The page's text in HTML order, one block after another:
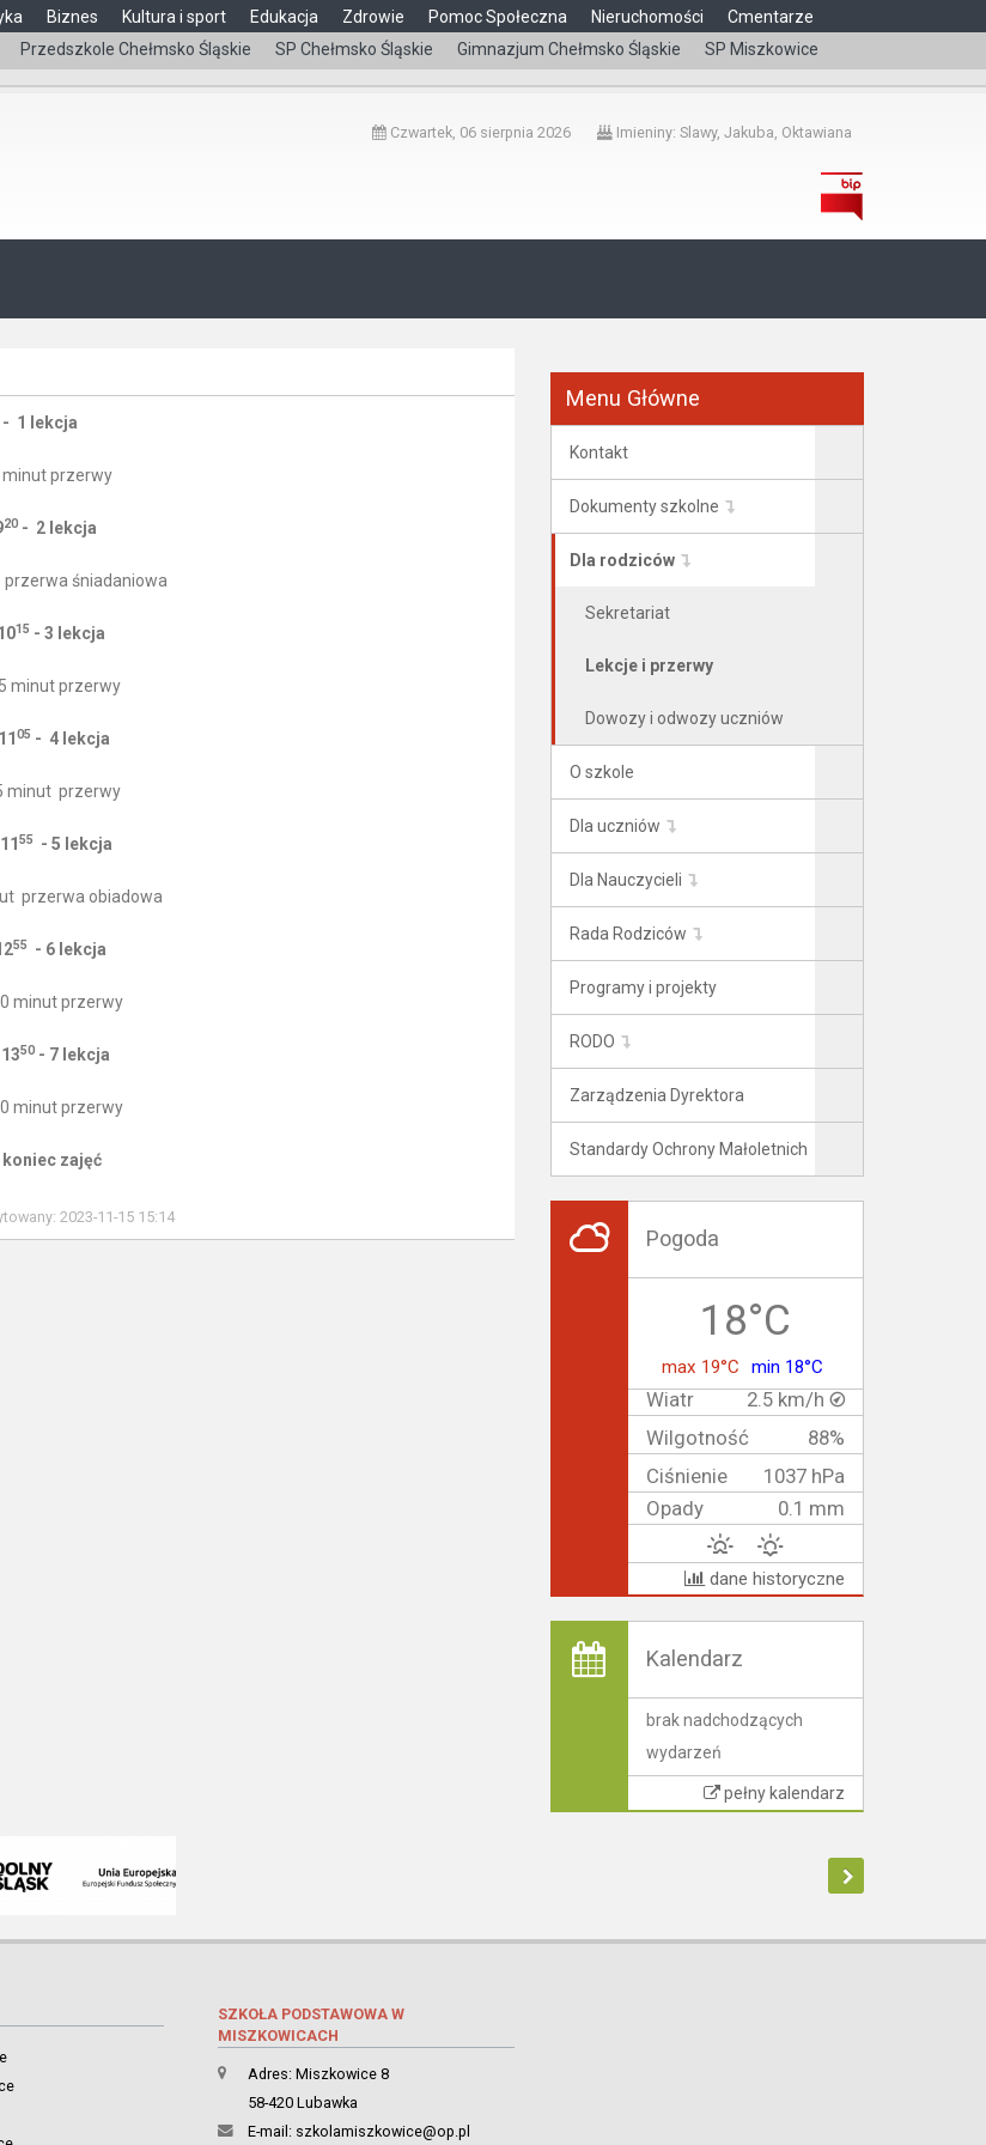
Biznes Kultura i sport
Edukacja
Przedszkole Chełmsko Śląskie SP Chełmsko Śląskie Gimnazjum Chełmsko Śląskie SP Miszkowice
Zdrowie Pomoc Społeczna Nieruchomości Cmentarze
čeština
Czwartek, 06 sierpnia 2026 Imieniny: Slawy, Jakuba, Oktawiana
1 lekcja
minut przerwy
20 - 2 lekcja
śniadaniowa
15 - 3 lekcja
minut przerwy
05 - 4 lekcja
minut przerwy
55 - 5 lekcja
przerwa obiadowa
55 - 6 lekcja
minut przerwy
50 - 7 lekcja
minut przerwy
koniec zajęć
2023-11-15 15:14
Menu Główne
Kontakt
Dokumenty szkolne
Dla rodziców
Sekretariat
Lekcje i przerwy
Dowozy i odwozy uczniów
O szkole
Dla uczniów
Dla Nauczycieli
Rada Rodziców
Programy i projekty
RODO
Zarządzenia Dyrektora
Standardy Ochrony Małoletnich
Pogoda
18°C
max 19°C min 18°C
Wiatr
2.5 km/h
Wilgotność
88%
Ciśnienie
1037 hPa
Opady
0.1 mm
dane historyczne
Kalendarz
brak nadchodzących
wydarzeń
pełny kalendarz
SZKOŁA PODSTAWOWA W
MISZKOWICACH
Adres: Miszkowice 8
58-420 Lubawka
E-mail: szkolamiszkowice@op.pl